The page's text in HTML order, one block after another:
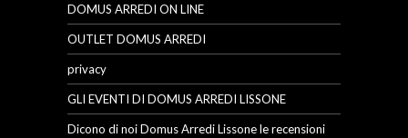
DOMUS ARREDI ON LINE
OUTLET DOMUS ARREDI
privacy
GLI EVENTI DI DOMUS ARREDI LISSONE
Dicono di noi Domus Arredi Lissone le recensioni